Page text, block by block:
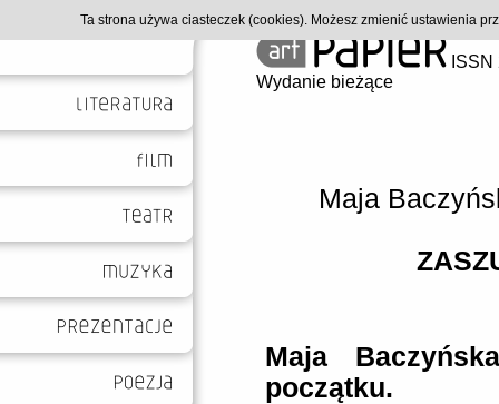
Wydanie bieżące
Maja
Maja
początku.
Ta strona używa ciasteczek (cookies). Możesz zmienić ustawienia